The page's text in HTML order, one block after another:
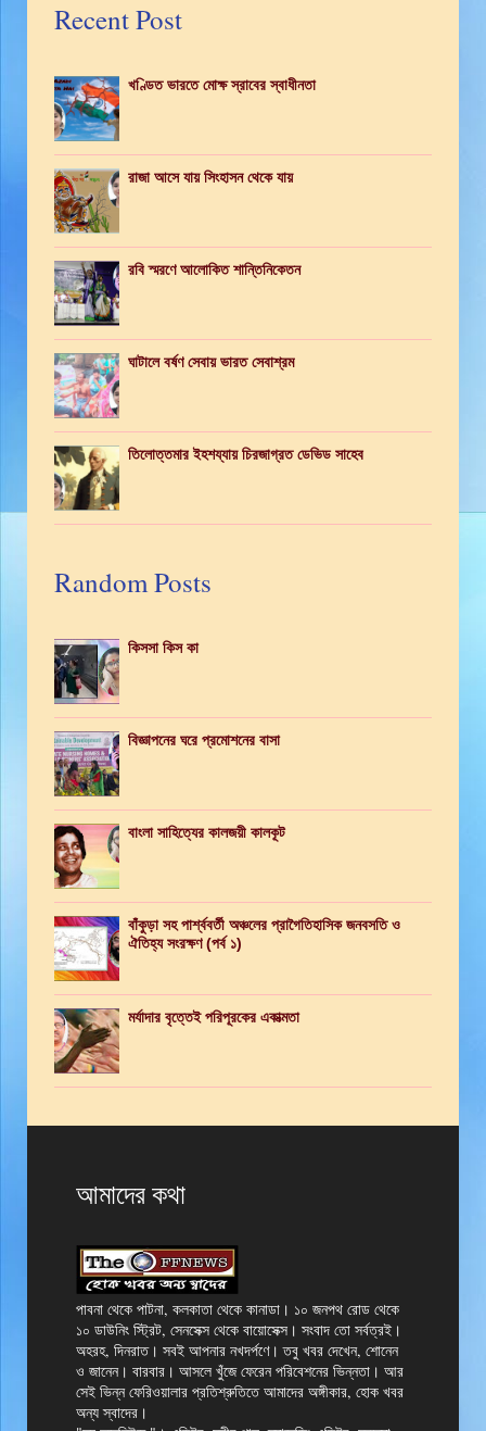
Recent Post
খণ্ডিত ভারতে মোক্ষ স্রাবের স্বাধীনতা
রাজা আসে যায় সিংহাসন থেকে যায়
রবি স্মরণে আলোকিত শান্তিনিকেতন
ঘাটালে বর্ষণ সেবায় ভারত সেবাশ্রম
তিলোত্তমার ইহশয্যায় চিরজাগ্রত ডেভিড সাহেব
Random Posts
কিসসা কিস কা
বিজ্ঞাপনের ঘরে প্রমোশনের বাসা
বাংলা সাহিত্যের কালজয়ী কালকূট
বাঁকুড়া সহ পার্শ্ববর্তী অঞ্চলের প্রাগৈতিহাসিক জনবসতি ও
ঐতিহ্য সংরক্ষণ (পর্ব ১)
মর্যাদার বৃত্তেই পরিপূরকের একাত্মতা
আমাদের কথা
পাবনা থেকে পাটনা, কলকাতা থেকে কানাডা। ১০ জনপথ রোড থেকে
১০ ডাউনিং স্ট্রিট, সেনসেক্স থেকে বায়োসেক্স। সংবাদ তো সর্বত্রই।
অহরহ, দিনরাত। সবই আপনার নখদর্পণে। তবু খবর দেখেন, শোনেন
ও জানেন। বারবার। আসলে খুঁজে ফেরেন পরিবেশনের ভিন্নতা। আর
সেই ভিন্ন ফেরিওয়ালার প্রতিশ্রুতিতে আমাদের অঙ্গীকার, হোক খবর
অন্য স্বাদের।